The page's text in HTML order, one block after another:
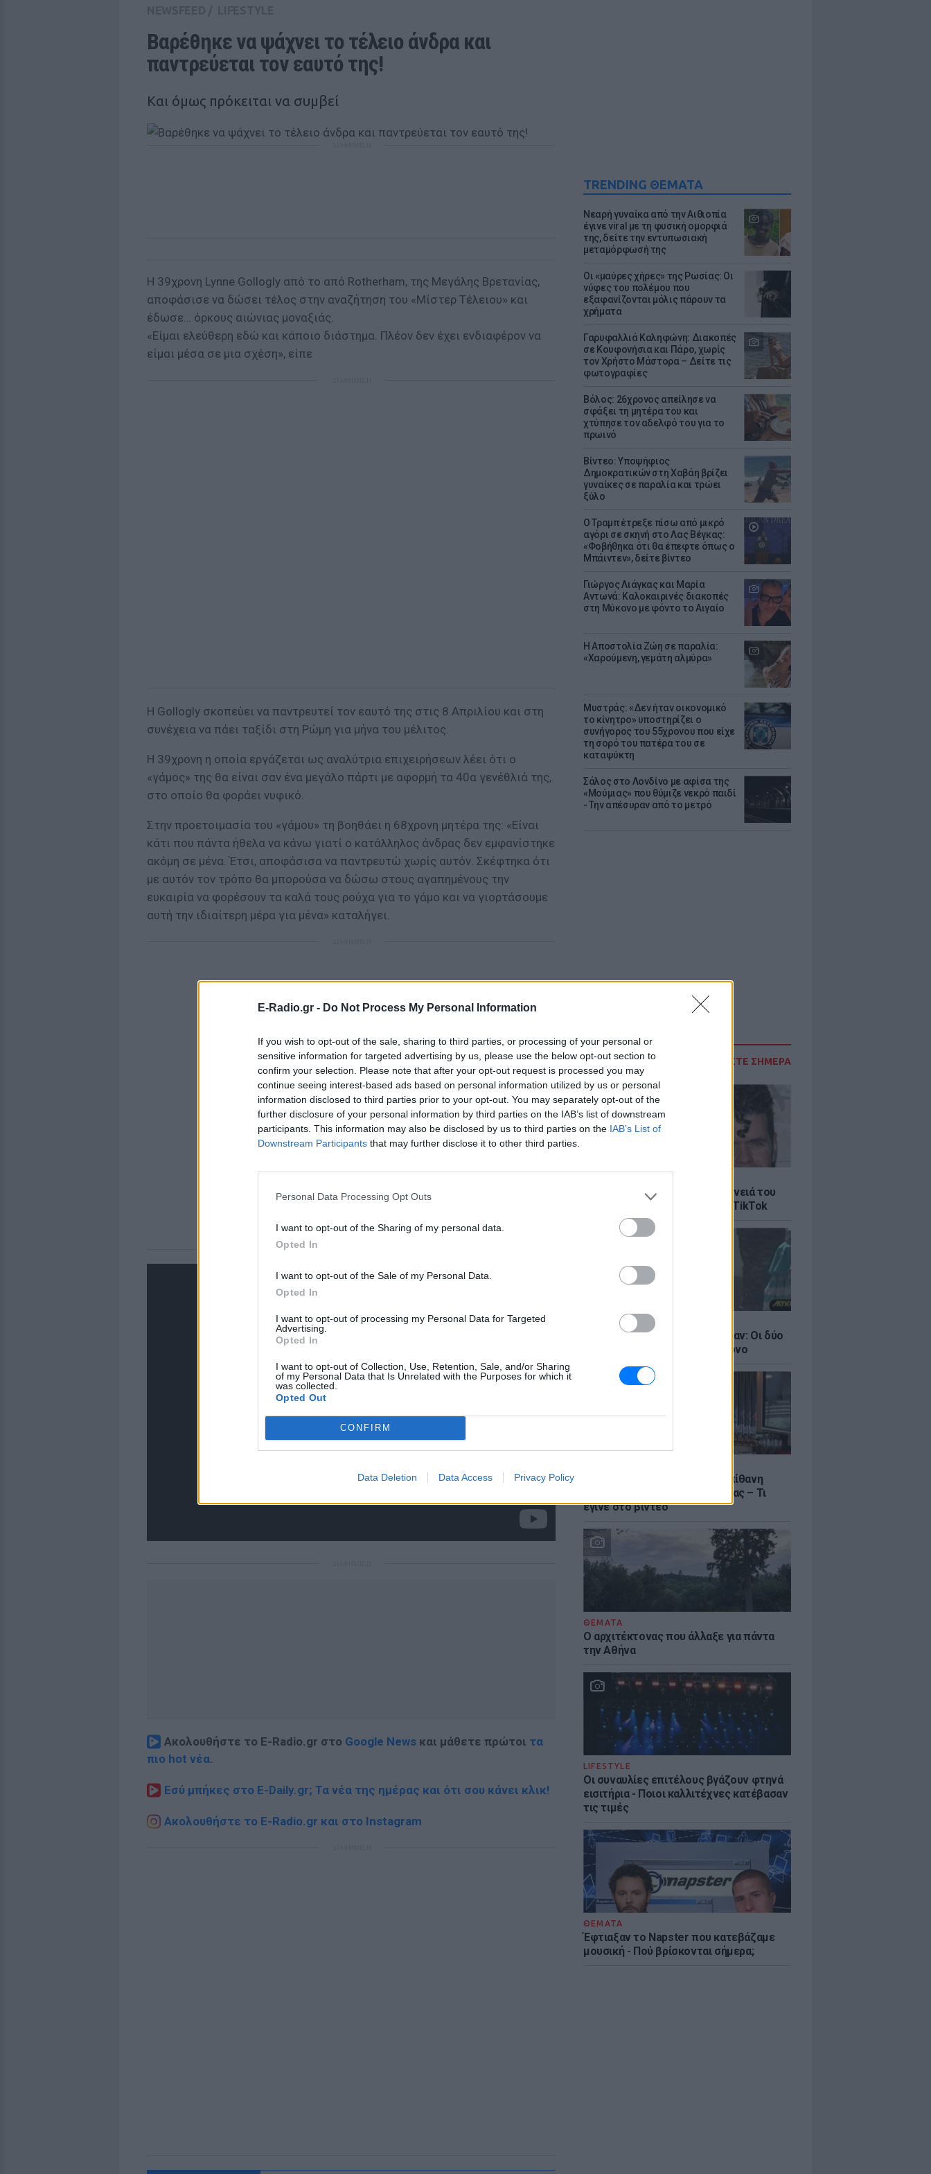
E-Radio.gr - Do Not Process My Personal Information
If you wish to opt-out of the sale, sharing to third parties, or processing of your personal or
sensitive information for targeted advertising by us, please use the below opt-out section to
confirm your selection. Please note that after your opt-out request is processed you may
continue seeing interest-based ads based on personal information utilized by us or personal
information disclosed to third parties prior to your opt-out. You may separately opt-out of the
further disclosure of your personal information by third parties on the IAB’s list of downstream
participants. This information may also be disclosed by us to third parties on the IAB’s List of
Downstream Participants that may further disclose it to other third parties.
Personal Data Processing Opt Outs
I want to opt-out of the Sharing of my personal data.
Opted In
I want to opt-out of the Sale of my Personal Data.
Opted In
I want to opt-out of processing my Personal Data for Targeted
Advertising.
Opted In
I want to opt-out of Collection, Use, Retention, Sale, and/or Sharing
of my Personal Data that Is Unrelated with the Purposes for which it
was collected.
Opted Out
CONFIRM
Data Deletion Data Access Privacy Policy
TRENDING ΘΕΜΑΤΑ
Νεαρή γυναίκα από την Αιθιοπία
έγινε viral με τη φυσική ομορφιά
της, δείτε την εντυπωσιακή
μεταμόρφωσή της
Οι «μαύρες χήρες» της Ρωσίας: Οι
νύφες του πολέμου που
εξαφανίζονται μόλις πάρουν τα
χρήματα
Γαρυφαλλιά Καληφώνη: Διακοπές
σε Κουφονήσια και Πάρο, χωρίς
τον Χρήστο Μάστορα – Δείτε τις
φωτογραφίες
Βόλος: 26χρονος απείλησε να
σφάξει τη μητέρα του και
χτύπησε τον αδελφό του για το
πρωινό
Βίντεο: Υποψήφιος
Δημοκρατικών στη Χαβάη βρίζει
γυναίκες σε παραλία και τρώει
ξύλο
Ο Τραμπ έτρεξε πίσω από μικρό
αγόρι σε σκηνή στο Λας Βέγκας:
«Φοβήθηκα ότι θα έπεφτε όπως ο
Μπάιντεν», δείτε βίντεο
Γιώργος Λιάγκας και Μαρία
Αντωνά: Καλοκαιρινές διακοπές
στη Μύκονο με φόντο το Αιγαίο
Η Αποστολία Ζώη σε παραλία:
«Χαρούμενη, γεμάτη αλμύρα»
Μυστράς: «Δεν ήταν οικονομικό
το κίνητρο» υποστηρίζει ο
συνήγορος του 55χρονου που είχε
τη σορό του πατέρα του σε
καταψύκτη
Σάλος στο Λονδίνο με αφίσα της
«Μούμιας» που θύμιζε νεκρό παιδί
- Την απέσυραν από το μετρό
ΔΙΑΒΑΣΤΕ ΣΗΜΕΡΑ
Πέρεζ Χίλτον: Τι λέει η οικογένειά του
μετά το σοκαριστικό live στο TikTok
LIFESTYLE
Ζόε Σαλντάνα και Νικόλ Κίντμαν: Οι δύο
σταρ του Χόλιγουντ στη Μύκονο
Ο Γιώργος Μανίκας έστησε απίθανη
φάρσα σε υπάλληλο καφετέριας – Τι
έγινε στο βίντεο
ΘΕΜΑΤΑ
Ο αρχιτέκτονας που άλλαξε για πάντα
την Αθήνα
LIFESTYLE
Οι συναυλίες επιτέλους βγάζουν φτηνά
εισιτήρια - Ποιοι καλλιτέχνες κατέβασαν
τις τιμές
ΘΕΜΑΤΑ
Έφτιαξαν το Napster που κατεβάζαμε
μουσική - Πού βρίσκονται σήμερα;
Βαρέθηκε να ψάχνει το τέλειο άνδρα και
παντρεύεται τον εαυτό της!
Και όμως πρόκειται να συμβεί
Η 39χρονη Lynne Gollogly από το από Rotherham, της Μεγάλης Βρετανίας,
αποφάσισε να δώσει τέλος στην αναζήτηση του «Μίστερ Τέλειου» και
έδωσε… όρκους αιώνιας μοναξιάς.
«Είμαι ελεύθερη εδώ και κάποιο διάστημα. Πλέον δεν έχει ενδιαφέρον να
είμαι μέσα σε μια σχέση», είπε
Η Gollogly σκοπεύει να παντρευτεί τον εαυτό της στις 8 Απριλίου και στη
συνέχεια να πάει ταξίδι στη Ρώμη για μήνα του μέλιτος.
Η 39χρονη η οποία εργάζεται ως αναλύτρια επιχειρήσεων λέει ότι ο
«γάμος» της θα είναι σαν ένα μεγάλο πάρτι με αφορμή τα 40α γενέθλιά της,
στο οποίο θα φοράει νυφικό.
Στην προετοιμασία του «γάμου» τη βοηθάει η 68χρονη μητέρα της: «Είναι
κάτι που πάντα ήθελα να κάνω γιατί ο κατάλληλος άνδρας δεν εμφανίστηκε
ακόμη σε μένα. Έτσι, αποφάσισα να παντρευτώ χωρίς αυτόν. Σκέφτηκα ότι
με αυτόν τον τρόπο θα μπορούσα να δώσω στους αγαπημένους την
ευκαιρία να φορέσουν τα καλά τους ρούχα για το γάμο και να γιορτάσουμε
αυτή την ιδιαίτερη μέρα για μένα» καταλήγει.
Ακολουθήστε το E-Radio.gr στο Google News και μάθετε πρώτοι τα
πιο hot νέα.
Εσύ μπήκες στο E-Daily.gr; Τα νέα της ημέρας και ότι σου κάνει κλικ!
Ακολουθήστε το E-Radio.gr και στο Instagram